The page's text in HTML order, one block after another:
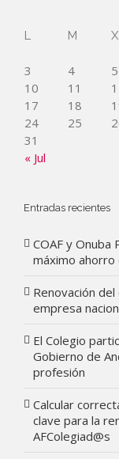
L M X
« Jul
3
4 5
10
11
17
18
24
25
31
Entradas recientes
COAF y Onuba
máximo ahorro
Renovación
empresa
El Colegio
Gobierno de
profesión
Calcular
clave para la
AFColegiad@s